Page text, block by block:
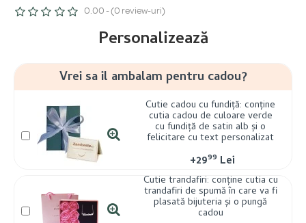
0.00 - (0 review-uri)
Personalizează
Vrei sa il ambalam pentru cadou?
Cutie cadou cu fundiță: conține
cutia cadou de culoare verde
cu fundiță de satin alb și o
felicitare cu text personalizat
+2999 Lei
Cutie trandafiri: conține cutia cu
trandafiri de spumă în care va fi
plasată bijuteria și o pungă
cadou